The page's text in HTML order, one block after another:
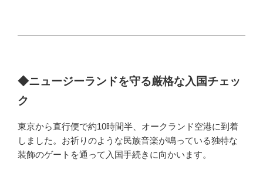
◆ニュージーランドを守る厳格な入国チェッ
ク
東京から直行便で約10時間半、オークランド空港に到着
しました。お祈りのような民族音楽が鳴っている独特な
装飾のゲートを通って入国手続きに向かいます。